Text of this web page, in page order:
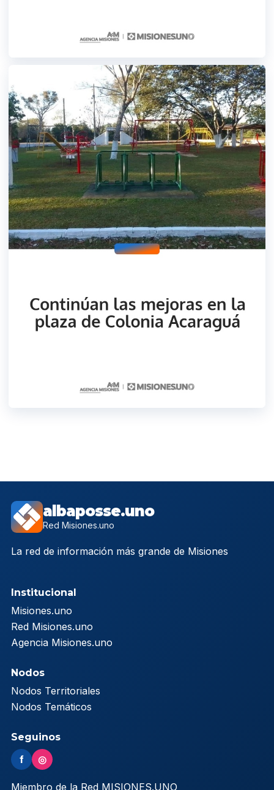
albaposse.uno
Red Misiones.uno
La red de información más grande de Misiones
Institucional
Misiones.uno
Red Misiones.uno
Agencia Misiones.uno
Nodos
Nodos Territoriales
Nodos Temáticos
Seguinos
f ◎
Miembro de la Red MISIONES.UNO